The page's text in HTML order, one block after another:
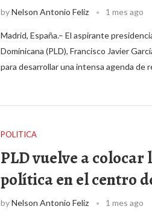
byNelson Antonio Feliz 1 mes ago
Madrid, España.– El aspirante
Dominicana (PLD), Francisco Javier
para desarrollar una intensa agenda de
POLITICA
PLD vuelve a
política en el centro
byNelson Antonio Feliz 1 mes ago